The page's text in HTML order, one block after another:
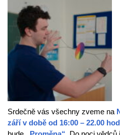
Srdečně vás všechny zveme na
září v době od 16:00 – 22.00